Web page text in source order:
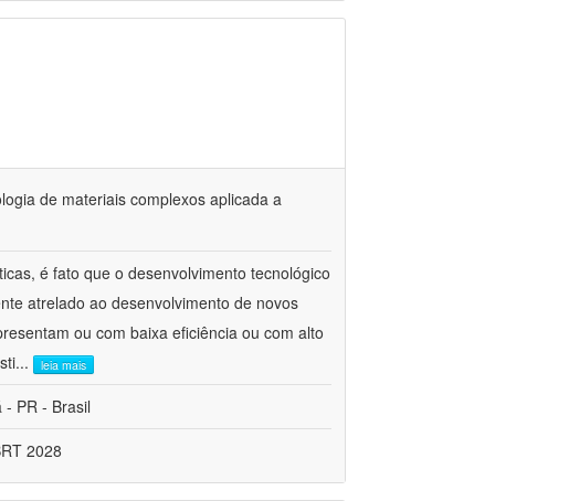
de materiais complexos aplicada a
é fato que o desenvolvimento tecnológico
atrelado ao desenvolvimento de novos
ou com baixa eficiência ou com alto
... leia mais
PR - Brasil
2028